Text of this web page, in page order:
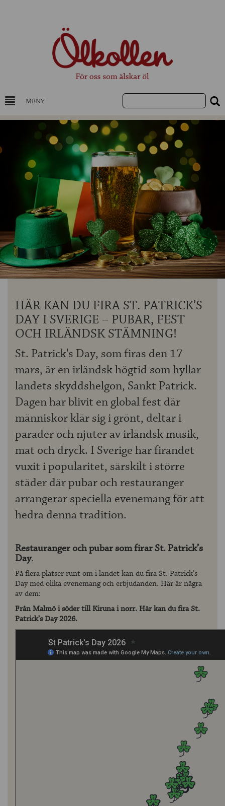
MENY
DRYCKESKUNSKAP
NYHETER
UTVALDA ÖL
UTVALDA CIDER
UTVALDA DESTILLAT
OM ÖLKOLLEN
KONTAKTA OSS
HÄR KAN DU FIRA ST. PATRICK’S
DAY I SVERIGE – PUBAR, FEST
OCH IRLÄNDSK STÄMNING!
St. Patrick's Day, som firas den 17
mars, är en irländsk högtid som hyllar
landets skyddshelgon, Sankt Patrick.
Dagen har blivit en global fest där
människor klär sig i grönt, deltar i
parader och njuter av irländsk musik,
mat och dryck. I Sverige har firandet
vuxit i popularitet, särskilt i större
städer där pubar och restauranger
arrangerar speciella evenemang för att
hedra denna tradition.
Restauranger och pubar som firar St. Patrick’s
Day.
På flera platser runt om i landet kan du fira St. Patrick’s
Day med olika evenemang och erbjudanden. Här är några
av dem:
Från Malmö i söder till Kiruna i norr. Här kan du fira St.
Patrick’s Day 2026.